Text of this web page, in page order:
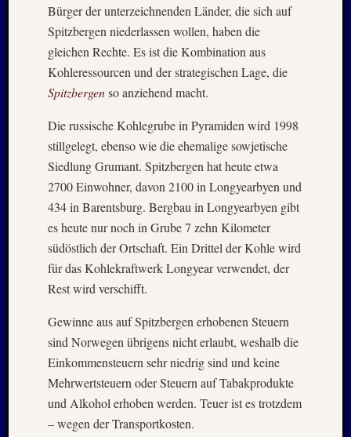
Bürger der unterzeichnenden Länder, die sich auf
Spitzbergen niederlassen wollen, haben die
gleichen Rechte. Es ist die Kombination aus
Kohleressourcen und der strategischen Lage, die
Spitzbergenso anziehend macht.
Die russische Kohlegrube in Pyramiden wird 1998
stillgelegt, ebenso wie die ehemalige sowjetische
Siedlung Grumant. Spitzbergen hat heute etwa
2700 Einwohner, davon 2100 in Longyearbyen und
434 in Barentsburg. Bergbau in Longyearbyen gibt
es heute nur noch in Grube 7 zehn Kilometer
südöstlich der Ortschaft. Ein Drittel der Kohle wird
für das Kohlekraftwerk Longyear verwendet, der
Rest wird verschifft.
Gewinne aus auf Spitzbergen erhobenen Steuern
sind Norwegen übrigens nicht erlaubt, weshalb die
Einkommensteuern sehr niedrig sind und keine
Mehrwertsteuern oder Steuern auf Tabakprodukte
und Alkohol erhoben werden. Teuer ist es trotzdem
– wegen der Transportkosten.